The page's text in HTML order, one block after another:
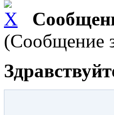
(Сообщение